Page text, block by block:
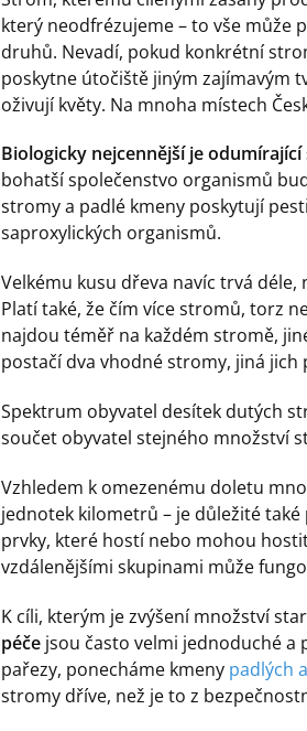
který neodfrézujeme – to vše může
druhů. Nevadí, pokud konkrétní
poskytne útočiště jiným zajímavým
oživují květy. Na mnoha místech
Biologicky nejcennější je
bohatší společenstvo organismů
stromy a padlé kmeny poskytují
saproxylických organismů.
Velkému kusu dřeva navíc trvá
Platí také, že čím více stromů, torz
najdou téměř na každém stromě,
postačí dva vhodné stromy, jiná jich
Spektrum obyvatel desítek dutých
součet obyvatel stejného množství
Vzhledem k omezenému doletu
jednotek kilometrů – je důležité také
prvky, které hostí nebo mohou
vzdálenějšími skupinami může
K cíli, kterým je zvýšení množství
péče jsou často velmi jednoduché a
pařezy, ponecháme kmeny padlých
stromy dříve, než je to z